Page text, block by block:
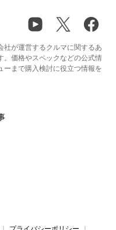
が運営するクルマに関するあ
。価格やスペックなどの公式情
ーまで購入検討に役立つ情報を